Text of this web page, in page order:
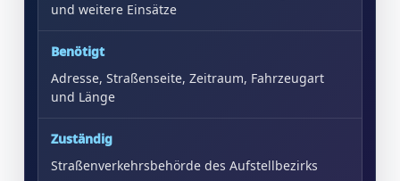
und weitere Einsätze
Benötigt
Adresse, Straßenseite, Zeitraum, Fahrzeugart
und Länge
Zuständig
Straßenverkehrsbehörde des Aufstellbezirks